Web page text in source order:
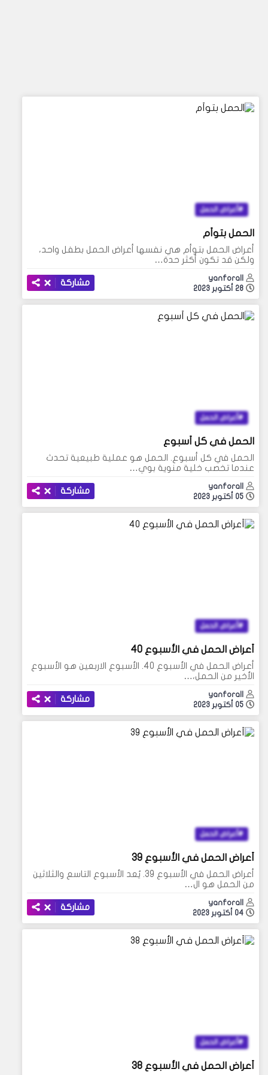
أعراض الحمل
الحمل بتوأم
أعراض الحمل بتوأم هي نفسها أعراض الحمل بطفل واحد،
ولكن قد تكون أكثر حدة…
yanforall
28 أكتوبر 2023
مشاركة
أعراض الحمل
الحمل في كل أسبوع
الحمل في كل أسبوع. الحمل هو عملية طبيعية تحدث
عندما تخصب خلية منوية بوي…
yanforall
05 أكتوبر 2023
مشاركة
أعراض الحمل
أعراض الحمل في الأسبوع 40
أعراض الحمل في الأسبوع 40. الأسبوع الاربعين هو الأسبوع
الأخير من الحمل،…
yanforall
05 أكتوبر 2023
مشاركة
أعراض الحمل
أعراض الحمل في الأسبوع 39
أعراض الحمل في الأسبوع 39. يُعد الأسبوع التاسع والثلاثين
من الحمل هو ال…
yanforall
04 أكتوبر 2023
مشاركة
أعراض الحمل
أعراض الحمل في الأسبوع 38